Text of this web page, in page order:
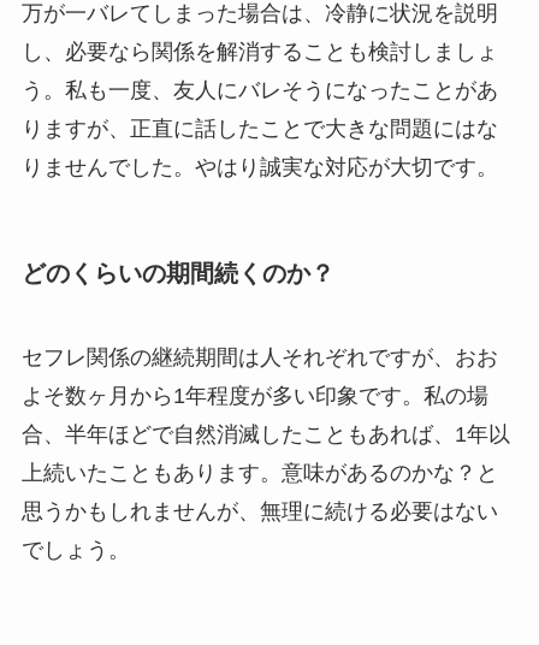
万が一バレてしまった場合は、冷静に状況を説明
し、必要なら関係を解消することも検討しましょ
う。私も一度、友人にバレそうになったことがあ
りますが、正直に話したことで大きな問題にはな
りませんでした。やはり誠実な対応が大切です。
どのくらいの期間続くのか？
セフレ関係の継続期間は人それぞれですが、おお
よそ数ヶ月から1年程度が多い印象です。私の場
合、半年ほどで自然消滅したこともあれば、1年以
上続いたこともあります。意味があるのかな？と
思うかもしれませんが、無理に続ける必要はない
でしょう。